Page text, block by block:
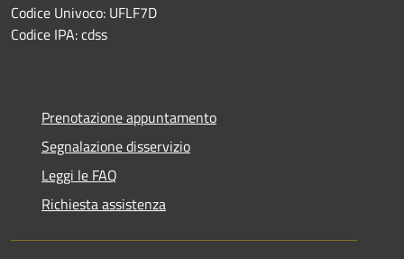
Codice Univoco: UFLF7D
Codice IPA: cdss
Prenotazione appuntamento
Segnalazione disservizio
Leggi le FAQ
Richiesta assistenza